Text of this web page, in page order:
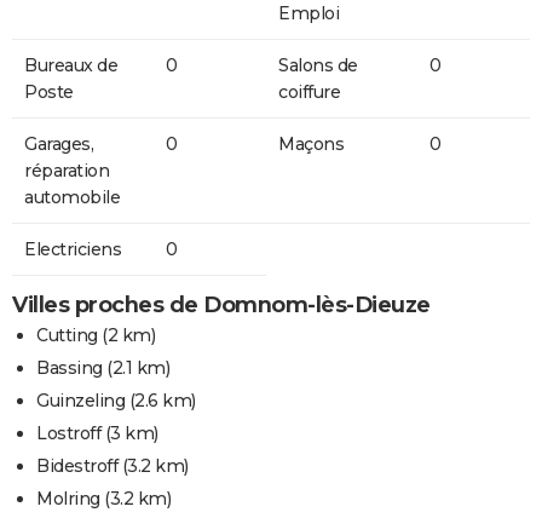
Emploi
Bureaux de
Poste
0
Salons de
coiffure
0
Garages,
réparation
automobile
0 Maçons 0
Electriciens 0
Villes proches de Domnom-lès-Dieuze
Cutting (2 km)
Bassing (2.1 km)
Guinzeling (2.6 km)
Lostroff(3 km)
Bidestroff(3.2 km)
Molring (3.2 km)